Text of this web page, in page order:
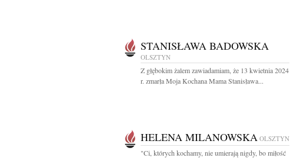
STANISŁAWA BADOWSKA
OLSZTYN
Z głębokim żalem zawiadamiam, że 13 kwietnia 2024
r. zmarła Moja Kochana Mama Stanisława...
HELENA MILANOWSKA OLSZTYN
"Ci, których kochamy, nie umierają nigdy, bo miłość